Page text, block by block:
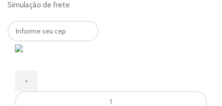
Simulação de frete